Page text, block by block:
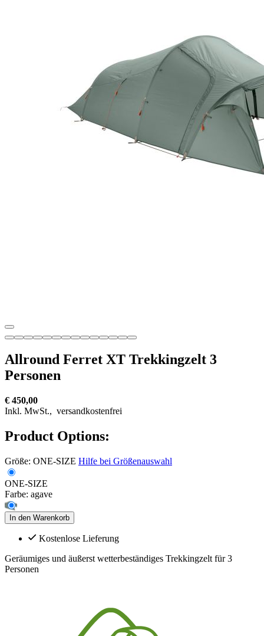
Allround Ferret XT Trekkingzelt 3
Personen
€ 450,00
Inkl. MwSt., versandkostenfrei
Product Options:
Größe: ONE-SIZE Hilfe bei Größenauswahl
ONE-SIZE
Farbe: agave
In den Warenkorb
Kostenlose Lieferung
Geräumiges und äußerst wetterbeständiges Trekkingzelt für 3
Personen